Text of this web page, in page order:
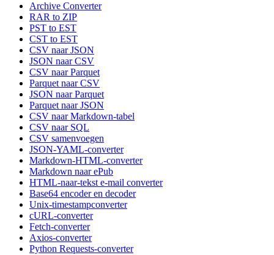
Archive Converter
RAR to ZIP
PST to EST
CST to EST
CSV naar JSON
JSON naar CSV
CSV naar Parquet
Parquet naar CSV
JSON naar Parquet
Parquet naar JSON
CSV naar Markdown-tabel
CSV naar SQL
CSV samenvoegen
JSON-YAML-converter
Markdown-HTML-converter
Markdown naar ePub
HTML-naar-tekst e-mail converter
Base64 encoder en decoder
Unix-timestampconverter
cURL-converter
Fetch-converter
Axios-converter
Python Requests-converter